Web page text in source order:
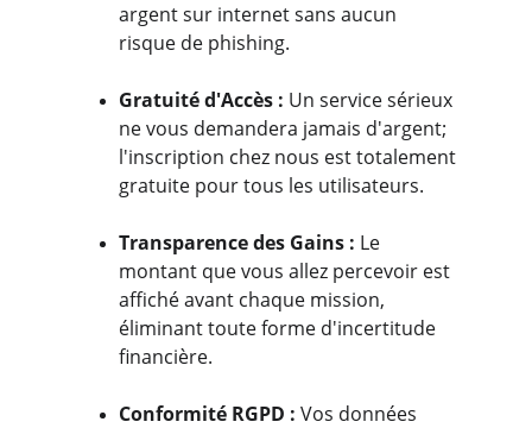
argent sur internet sans aucun
risque de phishing.
Gratuité d'Accès : Un service sérieux
ne vous demandera jamais d'argent;
l'inscription chez nous est totalement
gratuite pour tous les utilisateurs.
Transparence des Gains : Le
montant que vous allez percevoir est
affiché avant chaque mission,
éliminant toute forme d'incertitude
financière.
Conformité RGPD : Vos données